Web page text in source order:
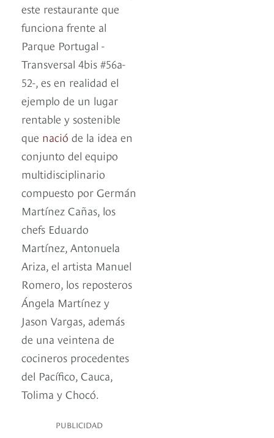
este restaurante que
funciona frente al
Parque Portugal -
Transversal 4bis #56a-
52-, es en realidad el
ejemplo de un lugar
rentable y sostenible
que nació de la idea en
conjunto del equipo
multidisciplinario
compuesto por Germán
Martínez Cañas, los
chefs Eduardo
Martínez, Antonuela
Ariza, el artista Manuel
Romero, los reposteros
Ángela Martínez y
Jason Vargas, además
de una veintena de
cocineros procedentes
del Pacífico, Cauca,
Tolima y Chocó.
PUBLICIDAD